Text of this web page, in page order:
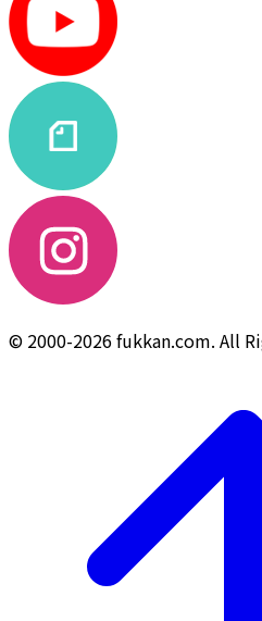
© 2000-2026 fukkan.com. All